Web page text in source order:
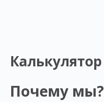
Калькулятор
Почему мы?